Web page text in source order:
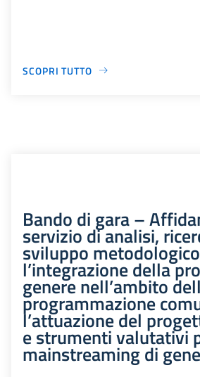
SCOPRI TUTTO
Bando di gara –
servizio di analisi,
sviluppo
l’integrazione della
genere nell’ambito
programmazione
l’attuazione del
e strumenti valutativi
mainstreaming di